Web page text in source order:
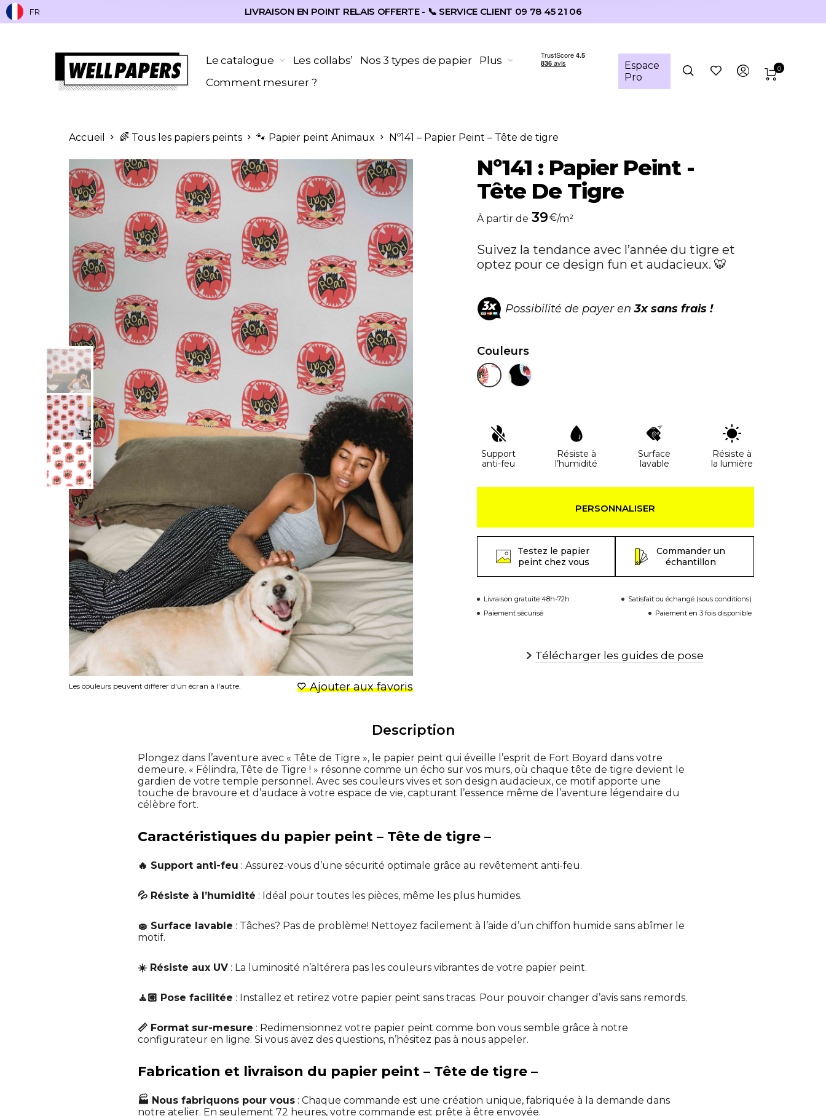
FR LIVRAISON EN POINT RELAIS OFFERTE - 📞 SERVICE CLIENT 09 78 45 21 06
Le catalogue Les collabs’ Nos 3 types de papier
Plus
Comment mesurer ?
Espace
Pro
0
Accueil 🌈 Tous les papiers peints 🐾 Papier peint Animaux Nº141 – Papier Peint – Tête de tigre
Les couleurs peuvent différer d'un écran à l'autre. Ajouter aux favoris
Nº141 : Papier Peint -
Tête De Tigre
À partir de 39€/m²
Suivez la tendance avec l’année du tigre et
optez pour ce design fun et audacieux. 🐯
Possibilité de payer en3x sans frais !
Couleurs
Support
anti-feu
Résiste à
l’humidité
Surface
lavable
Résiste à
la lumière
PERSONNALISER
Testez le papier
peint chez vous
Commander un
échantillon
Livraison gratuite 48h-72h
Satisfait ou échangé (sous conditions)
Paiement sécurisé
Paiement en 3 fois disponible
Télécharger les guides de pose
Description
Plongez dans l’aventure avec « Tête de Tigre », le papier peint qui éveille l’esprit de Fort Boyard dans votre
demeure. « Félindra, Tête de Tigre ! » résonne comme un écho sur vos murs, où chaque tête de tigre devient le
gardien de votre temple personnel. Avec ses couleurs vives et son design audacieux, ce motif apporte une
touche de bravoure et d’audace à votre espace de vie, capturant l’essence même de l’aventure légendaire du
célèbre fort.
Caractéristiques du papier peint – Tête de tigre –
🔥 Support anti-feu : Assurez-vous d’une sécurité optimale grâce au revêtement anti-feu.
💦 Résiste à l’humidité : Idéal pour toutes les pièces, même les plus humides.
🧽 Surface lavable : Tâches? Pas de problème! Nettoyez facilement à l’aide d’un chiffon humide sans abîmer le
motif.
☀️ Résiste aux UV : La luminosité n’altérera pas les couleurs vibrantes de votre papier peint.
🧘🏼 Pose facilitée : Installez et retirez votre papier peint sans tracas. Pour pouvoir changer d’avis sans remords.
📏 Format sur-mesure : Redimensionnez votre papier peint comme bon vous semble grâce à notre
configurateur en ligne. Si vous avez des questions, n’hésitez pas à nous appeler.
Fabrication et livraison du papier peint – Tête de tigre –
🏭 Nous fabriquons pour vous : Chaque commande est une création unique, fabriquée à la demande dans
notre atelier. En seulement 72 heures, votre commande est prête à être envoyée.